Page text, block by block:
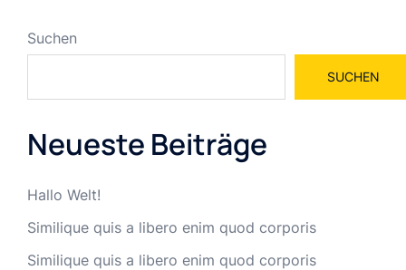
Suchen
SUCHEN
Neueste Beiträge
Hallo Welt!
Similique quis a libero enim quod corporis
Similique quis a libero enim quod corporis